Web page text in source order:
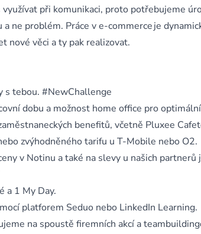
při komunikaci, proto potřebujeme
a ne problém. Práce v e-commerce je
nové věci a ty pak realizovat.
s tebou. #NewChallenge
dobu a možnost home office pro
benefitů, včetně Pluxee
zvýhodněného tarifu u T-Mobile nebo O2.
v Notinu a také na slevy u našich
a 1 My Day.
platforem Seduo nebo LinkedIn Learning.
na spoustě firemních akcí a